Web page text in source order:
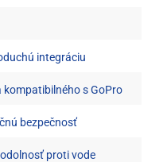
integráciu
s GoPro
bezpečnosť
proti vode